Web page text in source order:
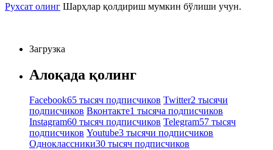
Рухсат олинг Шарҳлар қолдириш мумкин бўлиши учун.
Загрузка
Алоқада қолинг
Facebook65 тысяч подписчиков Twitter2 тысячи
подписчиков Вконтакте1 тысяча подписчиков
Instagram60 тысяч подписчиков Telegram57 тысяч
подписчиков Youtube3 тысячи подписчиков
Одноклассники30 тысяч подписчиков